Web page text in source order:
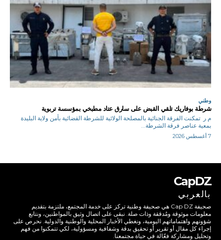
وطني
شرطة بوفاريك تلقي القبض على سارق عتاد مطبخي بمؤسسة تربوية
م.ر تمكنت الفرقة الجنائية بالمصلحة الولائية للشرطة القضائية بأمن ولاية البليدة
بمعية عناصر فرقة الشرطة...
7 أغسطس 2026
CapDZ
بالعربي
صحيفة Cap DZ هي صحيفة وطنية تركز على خدمة المجتمع، ملتزمة بتقديم
معلومات موثوقة ومُدققة وذات صلة. نبقى على اتصال وثيق بالمواطنين، ونتابع
شؤونهم واهتماماتهم اليومية، ونغطي الأخبار المحلية والوطنية والدولية. نحرص على
إجراء كل مقال أو تقرير أو تحقيق بدقة وشفافية ومسؤولية، لكي تتمكنوا من فهم
وتحليل ومشاركة فعّالة في حياة مجتمعنا.